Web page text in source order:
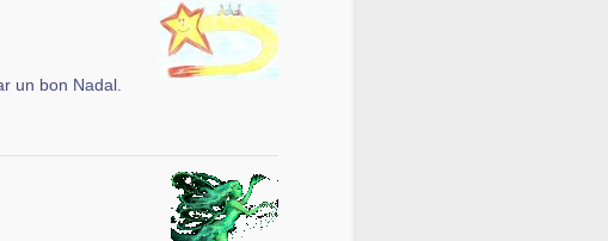
un bon Nadal.